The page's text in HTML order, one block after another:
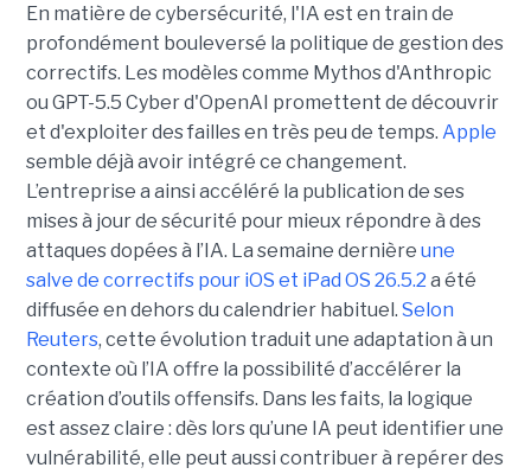
En matière de cybersécurité, l'IA est en train de
profondément bouleversé la politique de gestion des
correctifs. Les modèles comme Mythos d'Anthropic
ou GPT-5.5 Cyber d'OpenAI promettent de découvrir
et d'exploiter des failles en très peu de temps. Apple
semble déjà avoir intégré ce changement.
L’entreprise a ainsi accéléré la publication de ses
mises à jour de sécurité pour mieux répondre à des
attaques dopées à l’IA. La semaine dernière une
salve de correctifs pour iOS et iPad OS 26.5.2 a été
diffusée en dehors du calendrier habituel. Selon
Reuters, cette évolution traduit une adaptation à un
contexte où l’IA offre la possibilité d’accélérer la
création d’outils offensifs. Dans les faits, la logique
est assez claire : dès lors qu’une IA peut identifier une
vulnérabilité, elle peut aussi contribuer à repérer des